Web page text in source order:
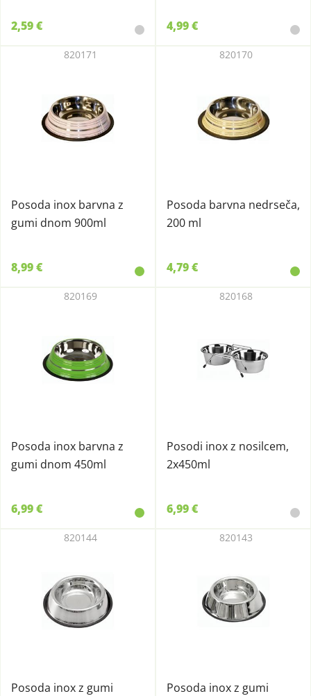
2,59 € 4,99 €
Posoda inox barvna z
gumi dnom 900ml
820171
8,99 €
Posoda barvna nedrseča,
200 ml
820170
4,79 €
Posoda inox barvna z
gumi dnom 450ml
820169
6,99 €
Posodi inox z nosilcem,
2x450ml
820168
6,99 €
Posoda inox z gumi
820144
Posoda inox z gumi
820143